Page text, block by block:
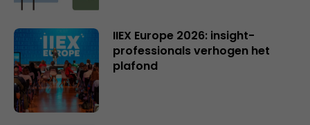
IIEX Europe 2026: insight-
professionals verhogen het
plafond